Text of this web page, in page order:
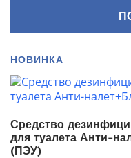
НОВИНКА
Средство
для туалета Анти-
(ПЭУ)